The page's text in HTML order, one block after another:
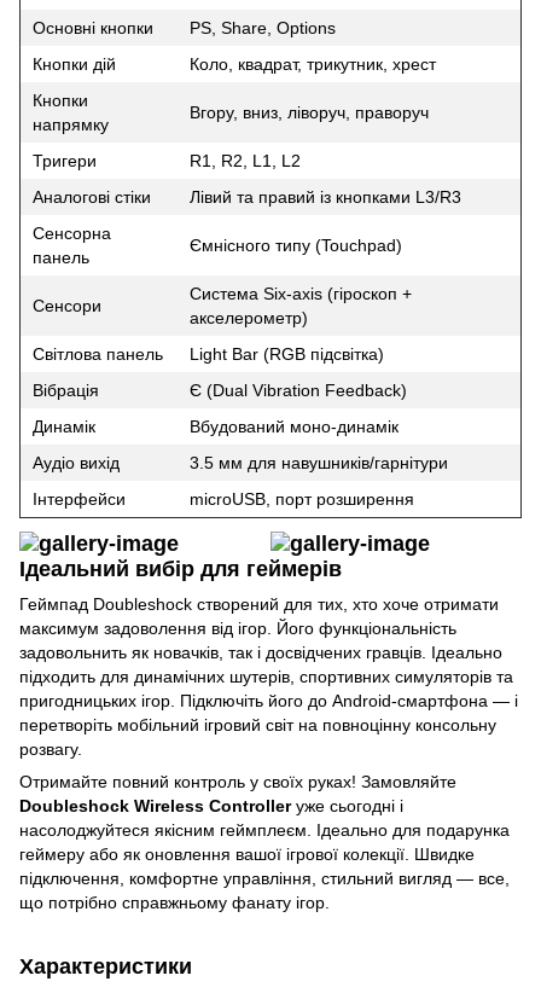
Основні кнопки
PS, Share, Options
Кнопки дій
Коло, квадрат, трикутник, хрест
Кнопки
напрямку
Вгору, вниз, ліворуч, праворуч
Тригери
R1, R2, L1, L2
Аналогові стіки
Лівий та правий із кнопками L3/R3
Сенсорна
панель
Ємнісного типу (Touchpad)
Сенсори
Система Six-axis (гіроскоп +
акселерометр)
Світлова панель
Light Bar (RGB підсвітка)
Вібрація
Є (Dual Vibration Feedback)
Динамік
Вбудований моно-динамік
Аудіо вихід
3.5 мм для навушників/гарнітури
Інтерфейси
microUSB, порт розширення
Ідеальний вибір для геймерів
Геймпад Doubleshock створений для тих, хто хоче отримати
максимум задоволення від ігор. Його функціональність
задовольнить як новачків, так і досвідчених гравців. Ідеально
підходить для динамічних шутерів, спортивних симуляторів та
пригодницьких ігор. Підключіть його до Android-смартфона — і
перетворіть мобільний ігровий світ на повноцінну консольну
розвагу.
Отримайте повний контроль у своїх руках! Замовляйте
Doubleshock Wireless Controllerуже сьогодні і
насолоджуйтеся якісним геймплеєм. Ідеально для подарунка
геймеру або як оновлення вашої ігрової колекції. Швидке
підключення, комфортне управління, стильний вигляд — все,
що потрібно справжньому фанату ігор.
Характеристики